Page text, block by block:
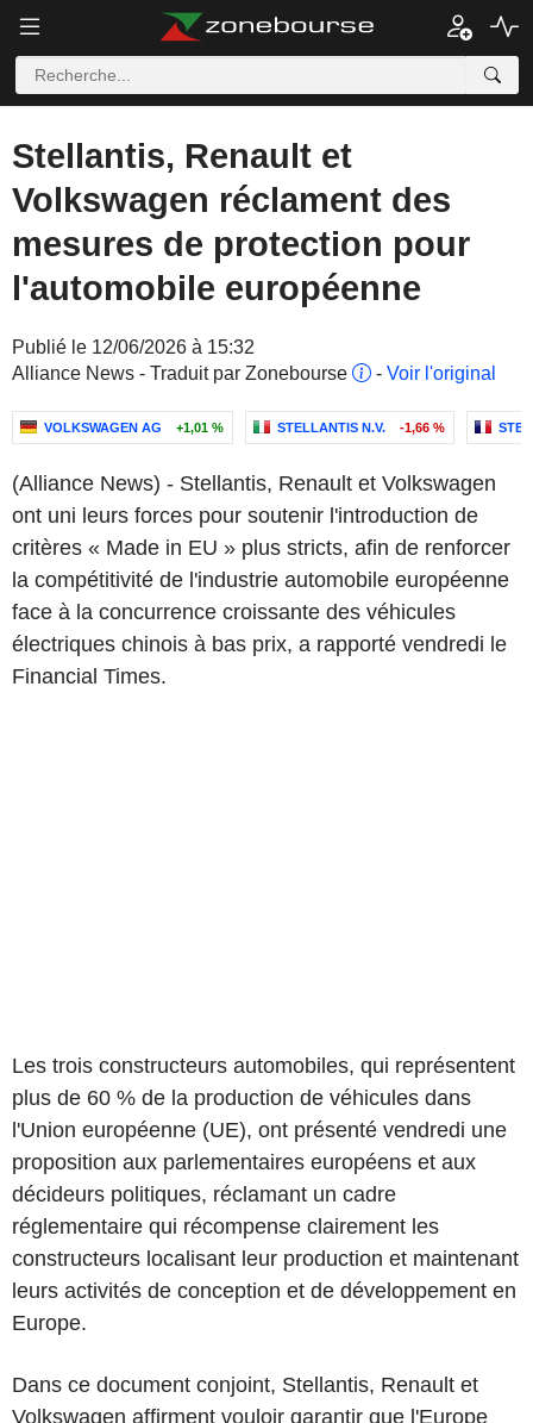
Stellantis, Renault et
Volkswagen réclament des
mesures de protection pour
l'automobile européenne
Publié le 12/06/2026 à 15:32
Alliance News - Traduit par Zonebourse
- Voir l'original
VOLKSWAGEN AG +1,01 % STELLANTIS N.V. -1,66 %
(Alliance News) - Stellantis, Renault et Volkswagen
ont uni leurs forces pour soutenir l'introduction de
critères « Made in EU » plus stricts, afin de renforcer
la compétitivité de l'industrie automobile européenne
face à la concurrence croissante des véhicules
électriques chinois à bas prix, a rapporté vendredi le
Financial Times.
Les trois constructeurs automobiles, qui représentent
plus de 60 % de la production de véhicules dans
l'Union européenne (UE), ont présenté vendredi une
proposition aux parlementaires européens et aux
décideurs politiques, réclamant un cadre
réglementaire qui récompense clairement les
constructeurs localisant leur production et maintenant
leurs activités de conception et de développement en
Europe.
Dans ce document conjoint, Stellantis, Renault et
Volkswagen affirment vouloir garantir que l'Europe